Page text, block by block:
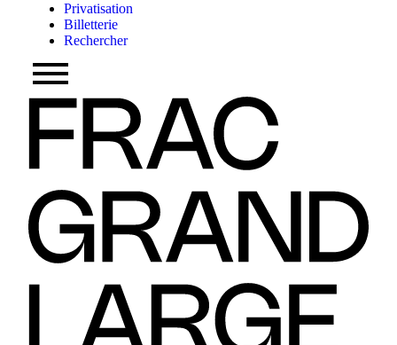
Privatisation
Billetterie
Rechercher